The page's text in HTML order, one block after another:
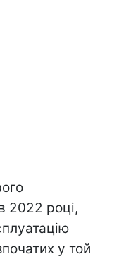
2022 році,
у той